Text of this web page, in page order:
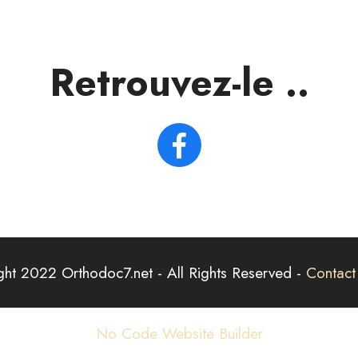
Retrouvez-le ..
2022 Orthodoc7.net - All Rights Reserved - Contact
No Code Website Builder